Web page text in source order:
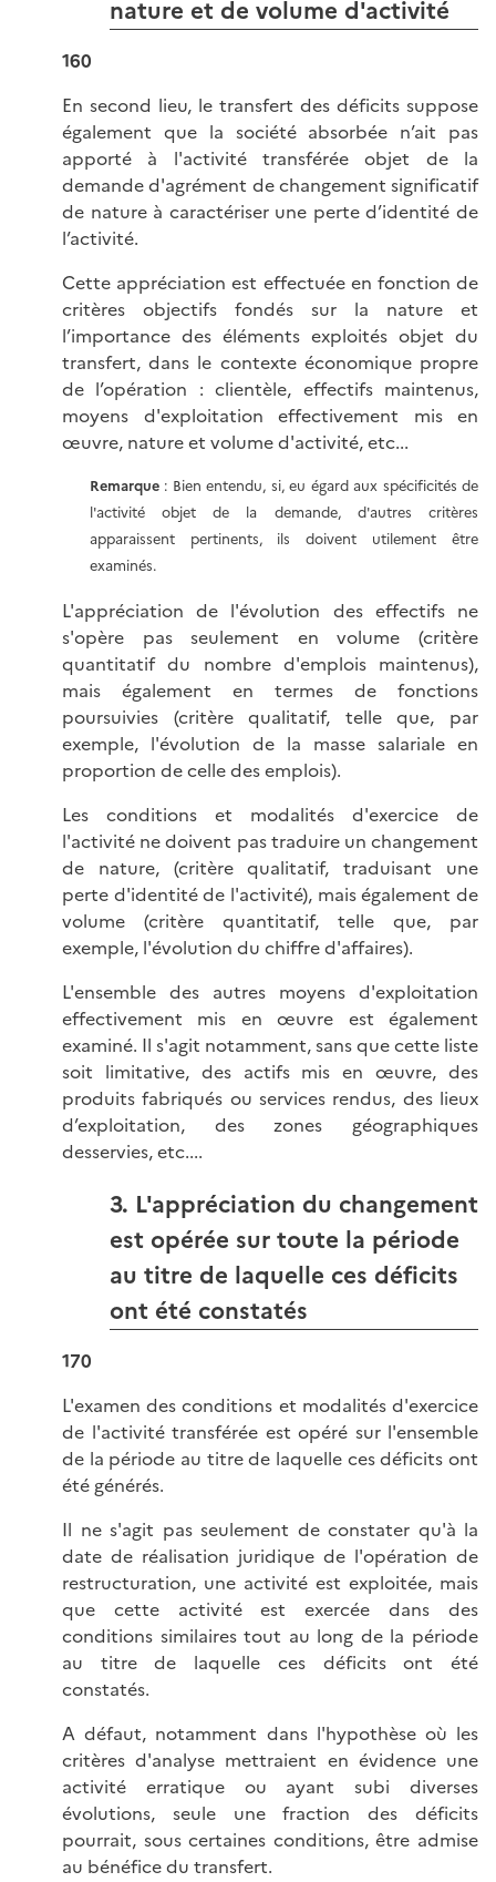
nature et de volume d'activité
160
En second lieu, le transfert des déficits suppose
également que la société absorbée n’ait pas
apporté à l'activité transférée objet de la
demande d'agrément de changement significatif
de nature à caractériser une perte d’identité de
l’activité.
Cette appréciation est effectuée en fonction de
critères objectifs fondés sur la nature et
l’importance des éléments exploités objet du
transfert, dans le contexte économique propre
de l’opération : clientèle, effectifs maintenus,
moyens d'exploitation effectivement mis en
œuvre, nature et volume d'activité, etc...
Remarque : Bien entendu, si, eu égard aux spécificités de
l'activité objet de la demande, d'autres critères
apparaissent pertinents, ils doivent utilement être
examinés.
L'appréciation de l'évolution des effectifs ne
s'opère pas seulement en volume (critère
quantitatif du nombre d'emplois maintenus),
mais également en termes de fonctions
poursuivies (critère qualitatif, telle que, par
exemple, l'évolution de la masse salariale en
proportion de celle des emplois).
Les conditions et modalités d'exercice de
l'activité ne doivent pas traduire un changement
de nature, (critère qualitatif, traduisant une
perte d'identité de l'activité), mais également de
volume (critère quantitatif, telle que, par
exemple, l'évolution du chiffre d'affaires).
L'ensemble des autres moyens d'exploitation
effectivement mis en œuvre est également
examiné. Il s'agit notamment, sans que cette liste
soit limitative, des actifs mis en œuvre, des
produits fabriqués ou services rendus, des lieux
d’exploitation, des zones géographiques
desservies, etc....
3. L'appréciation du changement
est opérée sur toute la période
au titre de laquelle ces déficits
ont été constatés
170
L'examen des conditions et modalités d'exercice
de l'activité transférée est opéré sur l'ensemble
de la période au titre de laquelle ces déficits ont
été générés.
Il ne s'agit pas seulement de constater qu'à la
date de réalisation juridique de l'opération de
restructuration, une activité est exploitée, mais
que cette activité est exercée dans des
conditions similaires tout au long de la période
au titre de laquelle ces déficits ont été
constatés.
A défaut, notamment dans l'hypothèse où les
critères d'analyse mettraient en évidence une
activité erratique ou ayant subi diverses
évolutions, seule une fraction des déficits
pourrait, sous certaines conditions, être admise
au bénéfice du transfert.